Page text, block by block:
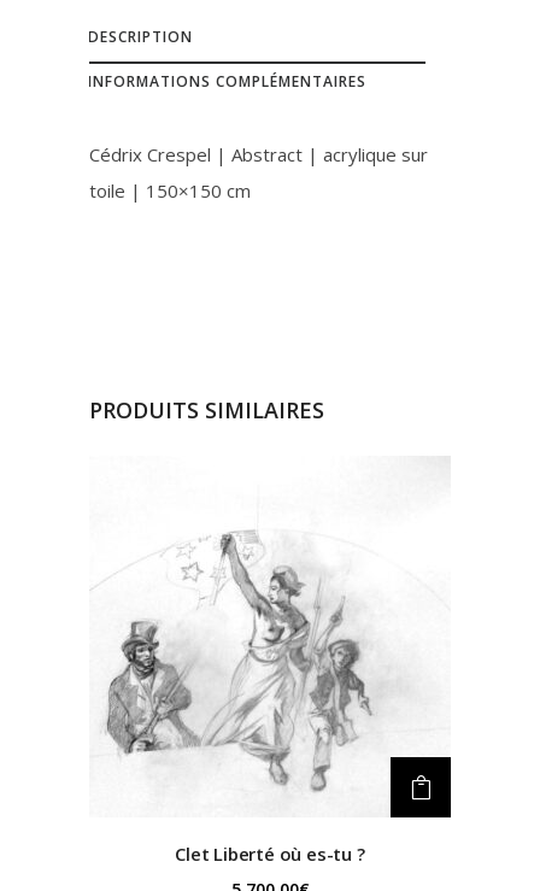
DESCRIPTION
INFORMATIONS COMPLÉMENTAIRES
Cédrix Crespel | Abstract | acrylique sur
toile | 150×150 cm
PRODUITS SIMILAIRES
Clet Liberté où es-tu ?